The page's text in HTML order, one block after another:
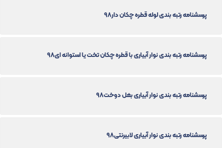
پرسشنامه رتبه بندی لوله قطره چکان دار98
پرسشنامه رتبه بندی نوار آبیاری با قطره چکان تخت یا استوانه ای98
پرسشنامه رتبه بندی نوار آبیاری بغل دوخت98
پرسشنامه رتبه بندی نوار آبیاری لابیرنتی98